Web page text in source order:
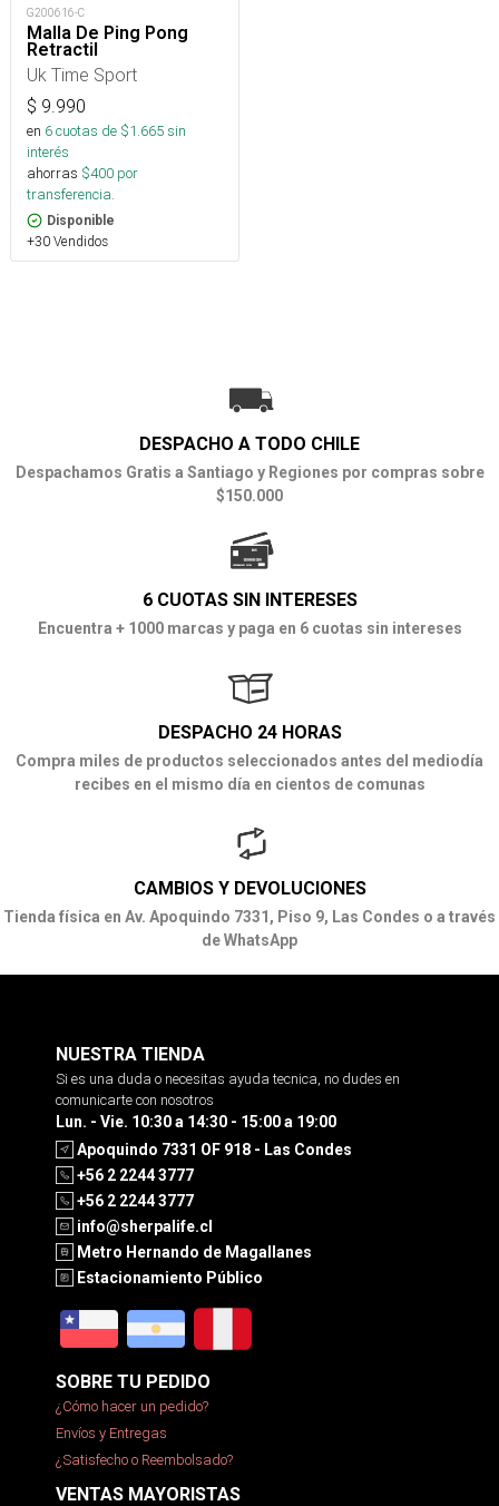
G200616-C
Malla De Ping Pong
Retractil
Uk Time Sport
$ 9.990
en 6cuotas de $1.665sin
interés
ahorras $400 por
transferencia.
Disponible
+30 Vendidos
DESPACHO A TODO CHILE
Despachamos Gratis a Santiago y Regiones por compras sobre
$150.000
6 CUOTAS SIN INTERESES
Encuentra + 1000 marcas y paga en 6 cuotas sin intereses
DESPACHO 24 HORAS
Compra miles de productos seleccionados antes del mediodía
recibes en el mismo día en cientos de comunas
CAMBIOS Y DEVOLUCIONES
Tienda física en Av. Apoquindo 7331, Piso 9, Las Condes o a través
de WhatsApp
NUESTRA TIENDA
Si es una duda o necesitas ayuda tecnica, no dudes en
comunicarte con nosotros
Lun. - Vie. 10:30 a 14:30 - 15:00 a 19:00
Apoquindo 7331 OF 918 - Las Condes
+56 2 2244 3777
+56 2 2244 3777
info@sherpalife.cl
Metro Hernando de Magallanes
Estacionamiento Público
SOBRE TU PEDIDO
¿Cómo hacer un pedido?
Envíos y Entregas
¿Satisfecho o Reembolsado?
VENTAS MAYORISTAS